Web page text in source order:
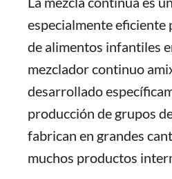
especialmente eficiente
de alimentos infantiles
mezclador continuo
desarrollado
producción de grupos
fabrican en grandes
muchos productos